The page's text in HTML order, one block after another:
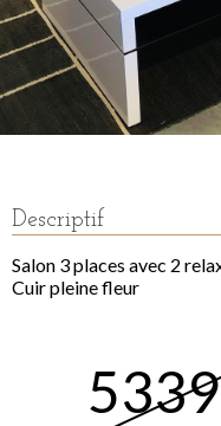
Descriptif
Salon 3 places avec 2
Cuir pleine fleur